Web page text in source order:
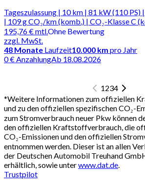
Tageszulassung | 10 km | 81 kW (110
| 109 g CO₂/km (komb.) | CO₂-Klasse C
195,76 €mtl.
zzgl. MwSt.
Ohne Bewertung
48 Monate Laufzeit10.000 km pro Jahr
0 € AnzahlungAb 18.08.2026
1234
*Weitere Informationen zum offiziellen
und zu den offiziellen spezifischen CO₂-
zum Stromverbrauch neuer Pkw können
den offiziellen Kraftstoffverbrauch, die
CO₂-Emissionen und den offiziellen
entnommen werden. Dieser ist an allen
der Deutschen Automobil Treuhand
erhältlich, sowie unterwww.dat.de
Trustpilot